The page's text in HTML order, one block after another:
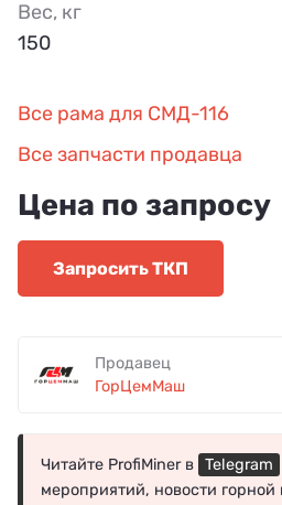
Вес, кг
150
Все рама для СМД-116
Все запчасти продавца
Цена по запросу
Запросить ТКП
Продавец
ГорЦемМаш
Читайте ProfiMiner в Telegram
мероприятий, новости